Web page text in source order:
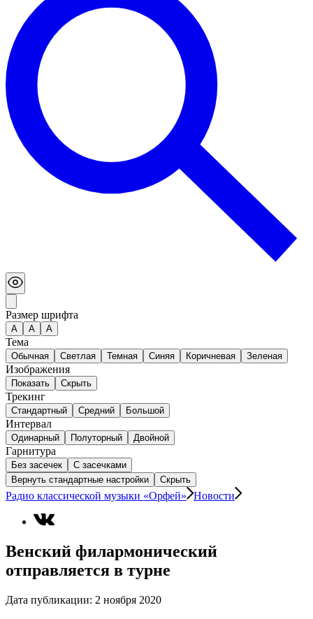
Размер шрифта
А A A
Тема
Обычная Светлая Темная Синяя Коричневая Зеленая
Изображения
Показать Скрыть
Трекинг
Стандартный Средний Большой
Интервал
Одинарный Полуторный Двойной
Гарнитура
Без засечек
С засечками
Вернуть стандартные настройки
Скрыть
Радио классической музыки «Орфей» Новости
Венский филармонический
отправляется в турне
Дата публикации: 2 ноября 2020